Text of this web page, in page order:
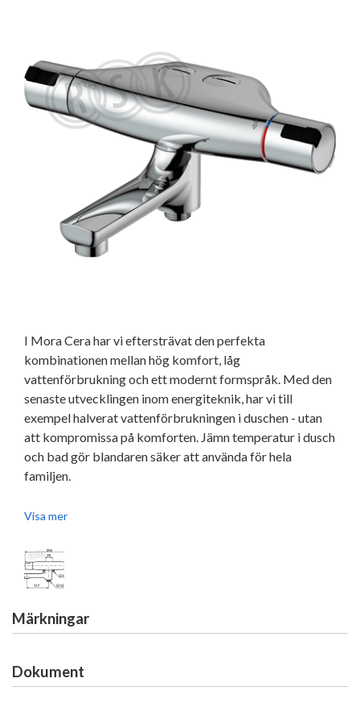
I Mora Cera har vi eftersträvat den perfekta
kombinationen mellan hög komfort, låg
vattenförbrukning och ett modernt formspråk. Med den
senaste utvecklingen inom energiteknik, har vi till
exempel halverat vattenförbrukningen i duschen - utan
att kompromissa på komforten. Jämn temperatur i dusch
och bad gör blandaren säker att använda för hela
familjen.
• Utloppspip med inbyggd omkastare
•Säkerhetsspärr 38° och 42°
•Eco-stopp
•Piputsprång från vägg 171 mm
•Återströmningsskydd enligt EU-standard SS-EN 1717
Visa mer
Märkningar
Dokument